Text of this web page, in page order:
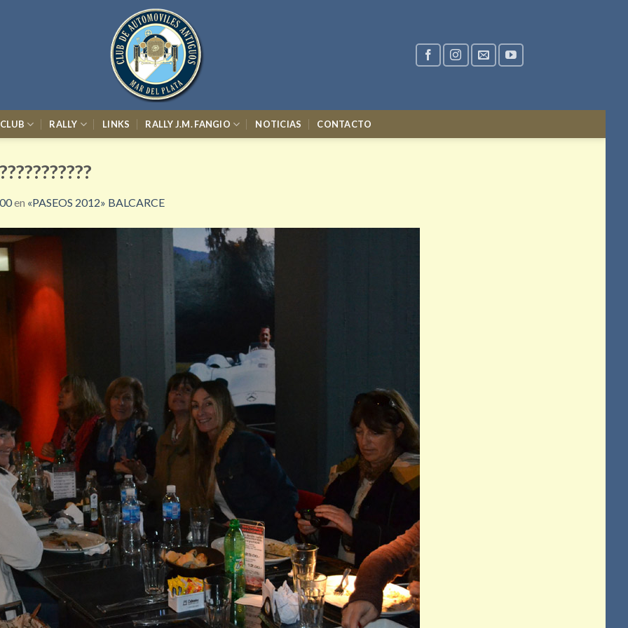
RALLY LINKS RALLY J.M. FANGIO NOTICIAS CONTACTO
en «PASEOS 2012» BALCARCE